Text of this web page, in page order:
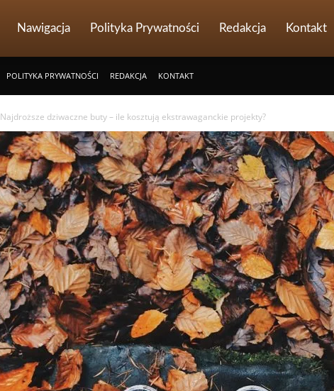
Nawigacja Polityka Prywatności Redakcja Kontakt
POLITYKA PRYWATNOŚCI REDAKCJA KONTAKT
Najdroższe dziwaczne buty – ile kosztują ekstrawaganckie projekty?